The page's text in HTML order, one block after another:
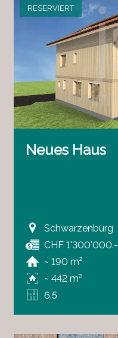
RESERVIERT
Neues Haus
Schwarzenburg
CHF 1'300'000.-
~ 190 m²
~ 442 m²
6.5